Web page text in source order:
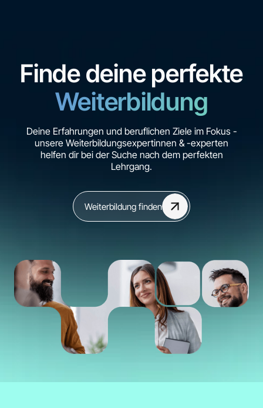
Media Communication Designer Weiterbildung
visuelle Kommunikation,
und wirkungsvolle Markenauftritte.
Visuelle Kommunikation, Storytelling und emotionale Gestaltung
Crossmediale Kampagnen und Omnichannel-Konzepte für digitale
Finde deine perfekte
Weiterbildung
Deine Erfahrungen und beruflichen Ziele im Fokus -
unsere Weiterbildungsexpertinnen & -experten
helfen dir bei der Suche nach dem perfekten
Lehrgang.
Weiterbildung finden